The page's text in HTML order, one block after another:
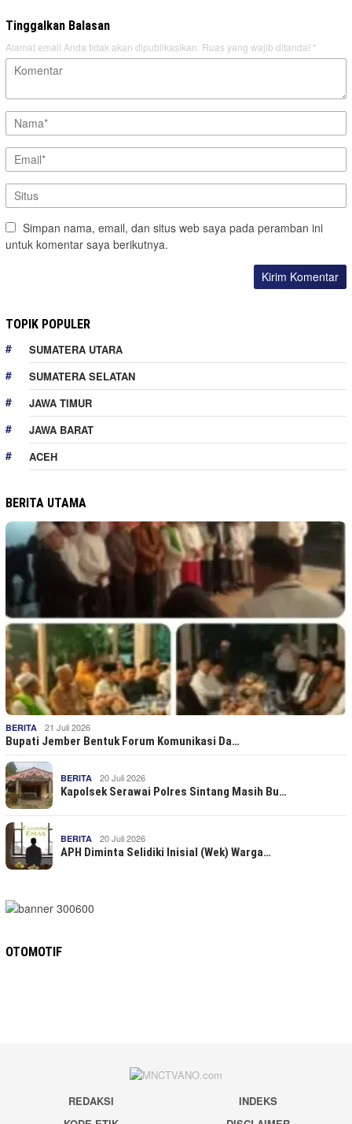
Tinggalkan Balasan
Alamat email Anda tidak akan dipublikasikan. Ruas yang wajib ditandai *
Simpan nama, email, dan situs web saya pada peramban ini
untuk komentar saya berikutnya.
TOPIK POPULER
SUMATERA UTARA
SUMATERA SELATAN
JAWA TIMUR
JAWA BARAT
ACEH
BERITA UTAMA
BERITA 21 Juli 2026
Bupati Jember Bentuk Forum Komunikasi Da…
BERITA 20 Juli 2026
Kapolsek Serawai Polres Sintang Masih Bu…
BERITA 20 Juli 2026
APH Diminta Selidiki Inisial (Wek) Warga…
OTOMOTIF
REDAKSI
INDEKS